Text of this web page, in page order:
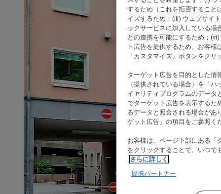
するため（これを拒否すること
イズするため；(iii) ウェブサイ
ックサービスに加入している場
との連携を可能にするため；
ト広告を提供するため。お客
「カスタマイズ」ボタンをク
ターゲット広告を目的とした情
（提供されている場合）を「
イヤリティプログラムのデータ
でターゲット広告を表示するた
るデータと照合される場合があ
ゲット広告」の項目をご参照く
お客様は、ページ下部にある「
をクリックすることで、いつで
さらに詳しく
提携パートナー